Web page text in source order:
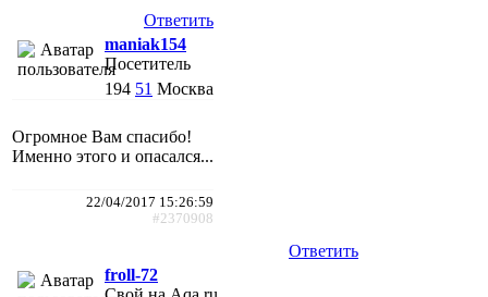
Ответить
maniak154
Посетитель
194 51 Москва
Огромное Вам спасибо!
Именно этого и опасался...
22/04/2017 15:26:59
#2370908
Ответить
froll-72